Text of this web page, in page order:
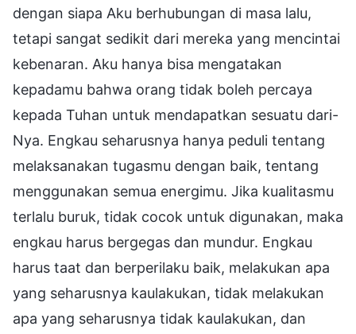
dengan siapa Aku berhubungan di masa lalu,
tetapi sangat sedikit dari mereka yang mencintai
kebenaran. Aku hanya bisa mengatakan
kepadamu bahwa orang tidak boleh percaya
kepada Tuhan untuk mendapatkan sesuatu dari-
Nya. Engkau seharusnya hanya peduli tentang
melaksanakan tugasmu dengan baik, tentang
menggunakan semua energimu. Jika kualitasmu
terlalu buruk, tidak cocok untuk digunakan, maka
engkau harus bergegas dan mundur. Engkau
harus taat dan berperilaku baik, melakukan apa
yang seharusnya kaulakukan, tidak melakukan
apa yang seharusnya tidak kaulakukan, dan